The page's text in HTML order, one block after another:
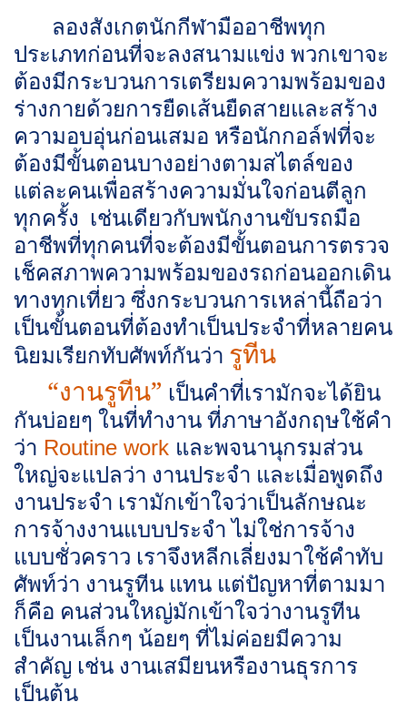
ลองสังเกตนักกีฬามืออาชีพทุก
ประเภทก่อนที่จะลงสนามแข่ง พวกเขาจะ
ต้องมีกระบวนการเตรียมความพร้อมของ
ร่างกายด้วยการยืดเส้นยืดสายและสร้าง
ความอบอุ่นก่อนเสมอ หรือนักกอล์ฟที่จะ
ต้องมีขั้นตอนบางอย่างตามสไตล์ของ
แต่ละคนเพื่อสร้างความมั่นใจก่อนตีลูก
ทุกครั้ง เช่นเดียวกับพนักงานขับรถมือ
อาชีพที่ทุกคนที่จะต้องมีขั้นตอนการตรวจ
เช็คสภาพความพร้อมของรถก่อนออกเดิน
ทางทุกเที่ยว ซึ่งกระบวนการเหล่านี้ถือว่า
เป็นขั้นตอนที่ต้องทำเป็นประจำที่หลายคน
นิยมเรียกทับศัพท์กันว่า รูทีน
“งานรูทีน” เป็นคำที่เรามักจะได้ยิน
กันบ่อยๆ ในที่ทำงาน ที่ภาษาอังกฤษใช้คำ
ว่า Routine work และพจนานุกรมส่วน
ใหญ่จะแปลว่า งานประจำ และเมื่อพูดถึง
งานประจำ เรามักเข้าใจว่าเป็นลักษณะ
การจ้างงานแบบประจำ ไม่ใช่การจ้าง
แบบชั่วคราว เราจึงหลีกเลี่ยงมาใช้คำทับ
ศัพท์ว่า งานรูทีน แทน แต่ปัญหาที่ตามมา
ก็คือ คนส่วนใหญ่มักเข้าใจว่างานรูทีน
เป็นงานเล็กๆ น้อยๆ ที่ไม่ค่อยมีความ
สำคัญ เช่น งานเสมียนหรืองานธุรการ
เป็นต้น